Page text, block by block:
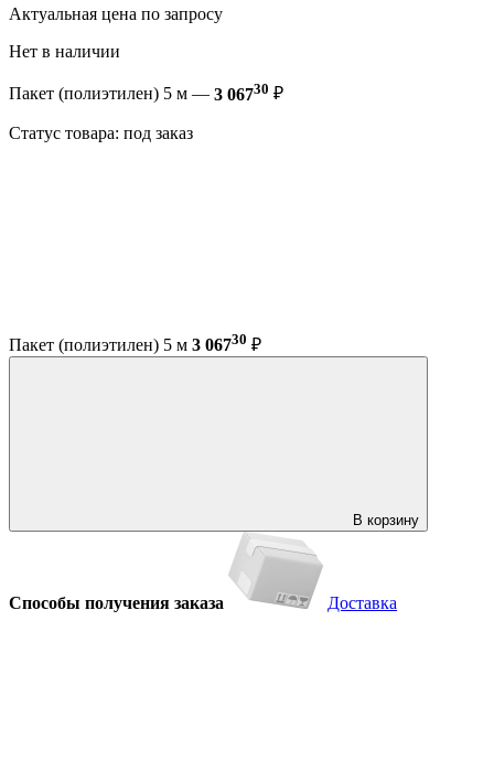
Актуальная цена по запросу
Нет в наличии
Пакет (полиэтилен) 5 м — 3 06730 ₽
Статус товара: под заказ
Пакет (полиэтилен) 5 м 3 06730 ₽
В корзину
Способы получения заказа Доставка